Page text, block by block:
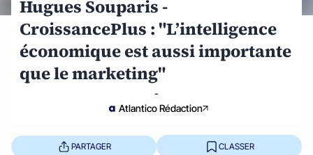
Hugues Souparis -
CroissancePlus : "L’intelligence
économique est aussi importante
que le marketing"
-
Atlantico Rédaction
PARTAGER CLASSER